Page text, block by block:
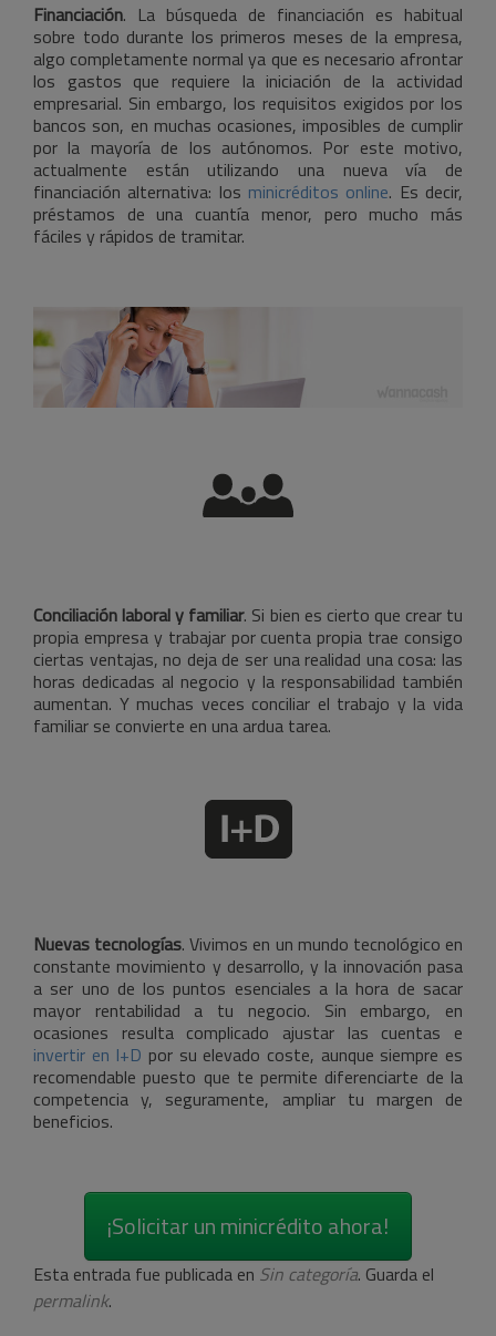
Financiación. La búsqueda de financiación es habitual
sobre todo durante los primeros meses de la empresa,
algo completamente normal ya que es necesario afrontar
los gastos que requiere la iniciación de la actividad
empresarial. Sin embargo, los requisitos exigidos por los
bancos son, en muchas ocasiones, imposibles de cumplir
por la mayoría de los autónomos. Por este motivo,
actualmente están utilizando una nueva vía de
financiación alternativa: los minicréditos online. Es decir,
préstamos de una cuantía menor, pero mucho más
fáciles y rápidos de tramitar.
Conciliación laboral y familiar. Si bien es cierto que crear tu
propia empresa y trabajar por cuenta propia trae consigo
ciertas ventajas, no deja de ser una realidad una cosa: las
horas dedicadas al negocio y la responsabilidad también
aumentan. Y muchas veces conciliar el trabajo y la vida
familiar se convierte en una ardua tarea.
Nuevas tecnologías. Vivimos en un mundo tecnológico en
constante movimiento y desarrollo, y la innovación pasa
a ser uno de los puntos esenciales a la hora de sacar
mayor rentabilidad a tu negocio. Sin embargo, en
ocasiones resulta complicado ajustar las cuentas e
invertir en I+D por su elevado coste, aunque siempre es
recomendable puesto que te permite diferenciarte de la
competencia y, seguramente, ampliar tu margen de
beneficios.
¡Solicitar un minicrédito ahora!
Esta entrada fue publicada en Sin categoría. Guarda el
permalink.